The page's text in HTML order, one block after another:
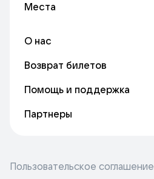
Места
О нас
Возврат билетов
Помощь и поддержка
Партнеры
Пользовательское соглашение